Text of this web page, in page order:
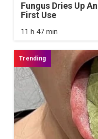
Fungus Dries Up
First Use
11 h 47 min